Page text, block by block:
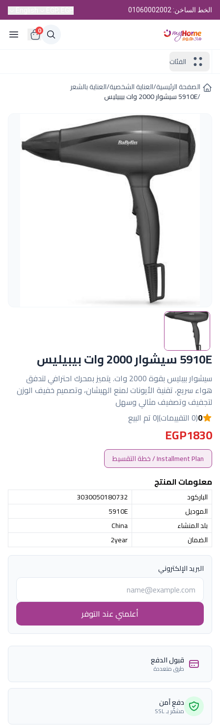
الخط الساخن: 01060002002
0
الفئات
الصفحة الرئيسية/العناية الشخصية/العناية بالشعر
/5910E سيشوار 2000 وات بيبيليس
5910E سيشوار 2000 وات بيبيليس
سيشوار بيبليس بقوة 2000 وات. يتميز بمحرك احترافي لتدفق
هواء سريع، تقنية الأيونات لمنع الهيشان، وتصميم خفيف الوزن
لتجفيف وتصفيف مثالي وسهل
0(0 التقييمات) |0 تم البيع
EGP1830
Installment Plan / خطة التقسيط
معلومات المنتج
الباركود
3030050180732
الموديل
5910E
بلد المنشاء
China
الضمان
2year
البريد الإلكتروني
أعلمني عند التوفر
قبول الدفع
طرق متعددة
دفع آمن
مشفّر بـ SSL